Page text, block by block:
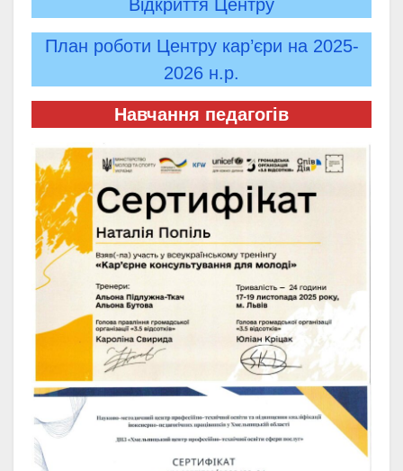
Відкриття Центру
План роботи Центру кар’єри на 2025-
2026 н.р.
Навчання педагогів